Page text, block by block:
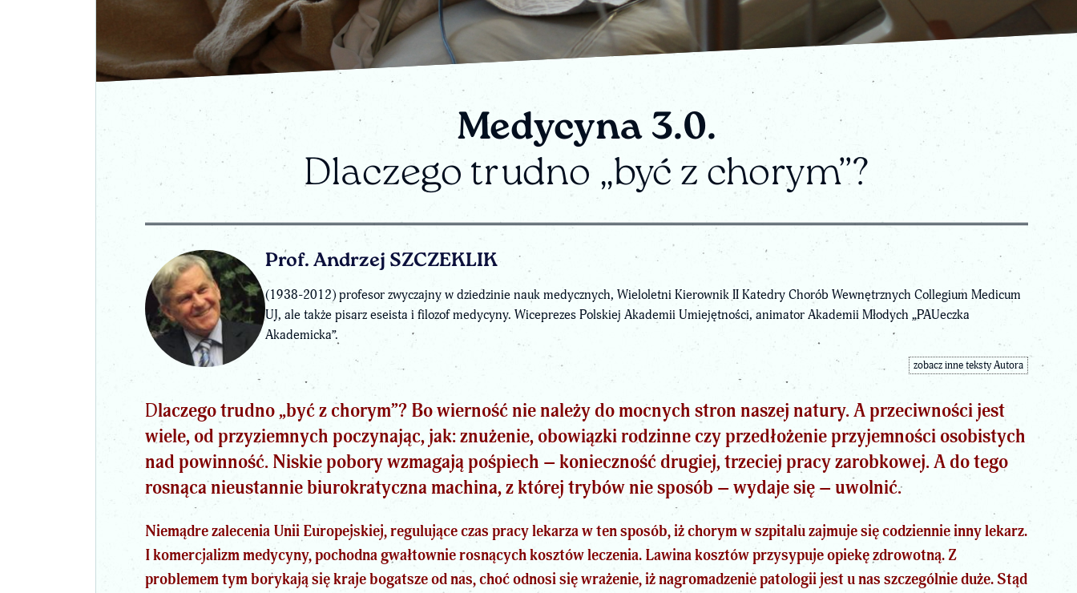
Medycyna 3.0.
Dlaczego trudno „być z chorym”?
Prof. Andrzej SZCZEKLIK
(1938-2012) profesor zwyczajny w dziedzinie nauk medycznych, Wieloletni Kierownik II Katedry Chorób Wewnętrznych Collegium Medicum
UJ, ale także pisarz eseista i filozof medycyny. Wiceprezes Polskiej Akademii Umiejętności, animator Akademii Młodych „PAUeczka
Akademicka”.
zobacz inne teksty Autora
Dlaczego trudno „być z chorym”? Bo wierność nie należy do mocnych stron naszej natury. A przeciwności jest
wiele, od przyziemnych poczynając, jak: znużenie, obowiązki rodzinne czy przedłożenie przyjemności osobistych
nad powinność. Niskie pobory wzmagają pośpiech – konieczność drugiej, trzeciej pracy zarobkowej. A do tego
rosnąca nieustannie biurokratyczna machina, z której trybów nie sposób – wydaje się – uwolnić.
Niemądre zalecenia Unii Europejskiej, regulujące czas pracy lekarza w ten sposób, iż chorym w szpitalu zajmuje się codziennie inny lekarz.
I komercjalizm medycyny, pochodna gwałtownie rosnących kosztów leczenia. Lawina kosztów przysypuje opiekę zdrowotną. Z
problemem tym borykają się kraje bogatsze od nas, choć odnosi się wrażenie, iż nagromadzenie patologii jest u nas szczególnie duże. Stąd